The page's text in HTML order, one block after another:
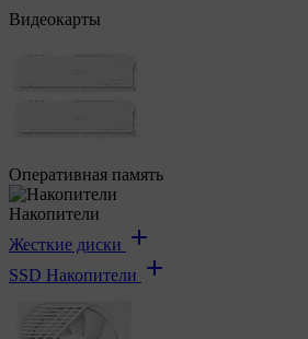
Видеокарты
Оперативная память
Накопители
Жесткие диски
SSD Накопители